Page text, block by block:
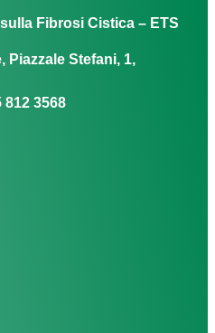
Fibrosi Cistica – ETS
Piazzale Stefani, 1,
812 3568